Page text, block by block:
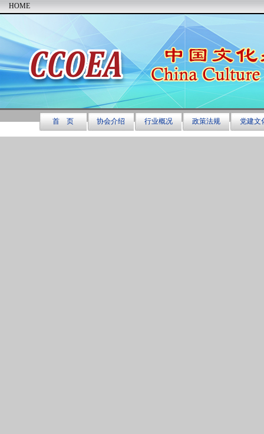
HOME
首 页 协会介绍 行业概况 政策法规 党建文